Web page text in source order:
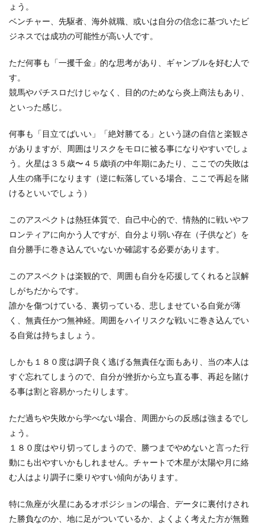
ょう。
ベンチャー、先駆者、海外就職、或いは自分の信念に基づいたビ
ジネスでは成功の可能性が高い人です。
ただ何事も「一攫千金」的な思考があり、ギャンブルを好む人で
す。
競馬やパチスロだけじゃなく、目的のためなら炎上商法もあり、
といった感じ。
何事も「目立てばいい」「絶対勝てる」という謎の自信と楽観さ
がありますが、周囲はリスクをモロに被る事になりやすいでしょ
う。火星は３５歳〜４５歳頃の中年期にあたり、ここでの失敗は
人生の痛手になります（逆に転落している場合、ここで再起を賭
けるといいでしょう）
このアスペクトは熱狂体質で、自己中心的で、情熱的に戦いやフ
ロンティアに向かう人ですが、自分より弱い存在（子供など）を
自分勝手に巻き込んでいないか確認する必要があります。
このアスペクトは楽観的で、周囲も自分を応援してくれると誤解
しがちだからです。
誰かを傷つけている、裏切っている、悲しませている自覚が薄
く、無責任かつ無神経。周囲をハイリスクな戦いに巻き込んでい
る自覚は持ちましょう。
しかも１８０度は調子良く逃げる無責任な面もあり、当の本人は
すぐ忘れてしまうので、自分が挫折から立ち直る事、再起を賭け
る事は割と容易かったりします。
ただ過ちや失敗から学べない場合、周囲からの反感は強まるでし
ょう。
１８０度はやり切ってしまうので、勝つまでやめないと言った行
動にも出やすいかもしれません。チャートで木星が太陽や月に絡
む人はより調子に乗りやすい傾向があります。
特に魚座が火星にあるオポジションの場合、データに裏付けされ
た勝負なのか、地に足がついているか、よくよく考えた方が無難